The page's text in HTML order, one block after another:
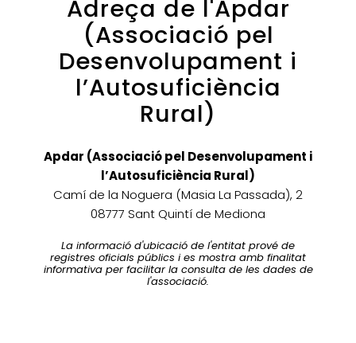
Adreça de l'Apdar
(Associació pel
Desenvolupament i
l’Autosuficiència
Rural)
Apdar (Associació pel Desenvolupament i
l’Autosuficiència Rural)
Camí de la Noguera (Masia La Passada), 2
08777 Sant Quintí de Mediona
La informació d'ubicació de l'entitat prové de
registres oficials públics i es mostra amb finalitat
informativa per facilitar la consulta de les dades de
l'associació.